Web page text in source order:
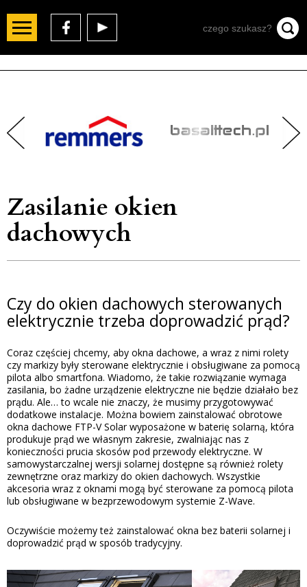
Zasilanie okien
dachowych
Czy do okien dachowych sterowanych
elektrycznie trzeba doprowadzić prąd?
Coraz częściej chcemy, aby okna dachowe, a wraz z nimi rolety
czy markizy były sterowane elektrycznie i obsługiwane za pomocą
pilota albo smartfona. Wiadomo, że takie rozwiązanie wymaga
zasilania, bo żadne urządzenie elektryczne nie będzie działało bez
prądu. Ale… to wcale nie znaczy, że musimy przygotowywać
dodatkowe instalacje. Można bowiem zainstalować obrotowe
okna dachowe FTP-V Solar wyposażone w baterię solarną, która
produkuje prąd we własnym zakresie, zwalniając nas z
konieczności prucia skosów pod przewody elektryczne. W
samowystarczalnej wersji solarnej dostępne są również rolety
zewnętrzne oraz markizy do okien dachowych. Wszystkie
akcesoria wraz z oknami mogą być sterowane za pomocą pilota
lub obsługiwane w bezprzewodowym systemie Z-Wave.
Oczywiście możemy też zainstalować okna bez baterii solarnej i
doprowadzić prąd w sposób tradycyjny.